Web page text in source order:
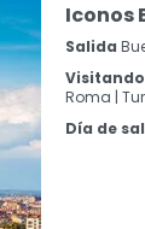
Iconos
Salida
Roma |
Día de